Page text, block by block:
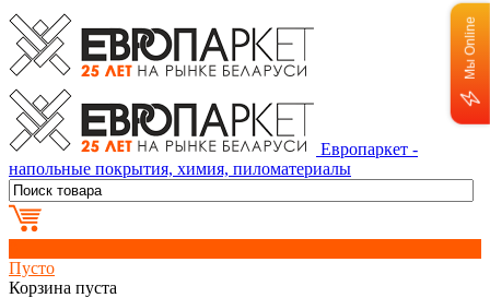
Европаркет -
напольные покрытия, химия, пиломатериалы
Пусто
Корзина пуста
Мы Online